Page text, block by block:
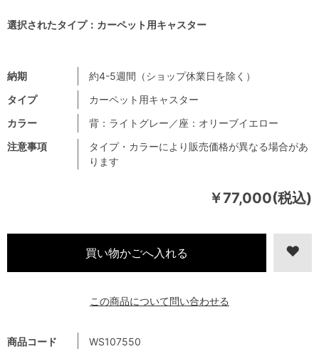
￥77,000(税込)
商品コード
WS107550
注意事項
タイプ・カラーにより販売価格が異なる場合があ
ります
納期
約4-5週間（ショップ休業日を除く）
タイプ
カーペット用キャスター
カラー
背：ライトグレー／座：オリーブイエロー
選択されたタイプ：カーペット用キャスター
この商品について問い合わせる